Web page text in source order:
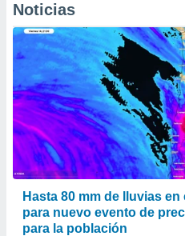
Noticias
Hasta 80 mm de lluvias
para nuevo evento de
para la población